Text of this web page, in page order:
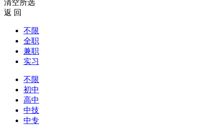
清空所选
返 回
不限
全职
兼职
实习
不限
初中
高中
中技
中专